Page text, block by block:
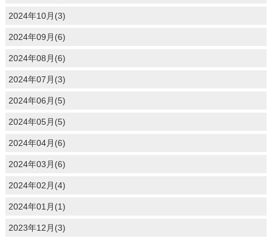
2024年10月(3)
2024年09月(6)
2024年08月(6)
2024年07月(3)
2024年06月(5)
2024年05月(5)
2024年04月(6)
2024年03月(6)
2024年02月(4)
2024年01月(1)
2023年12月(3)